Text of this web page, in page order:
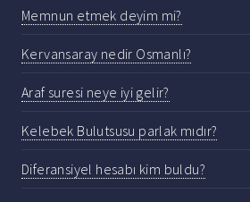
Memnun etmek deyim mi?
Kervansaray nedir Osmanlı?
Araf suresi neye iyi gelir?
Kelebek Bulutsusu parlak mıdır?
Diferansiyel hesabı kim buldu?